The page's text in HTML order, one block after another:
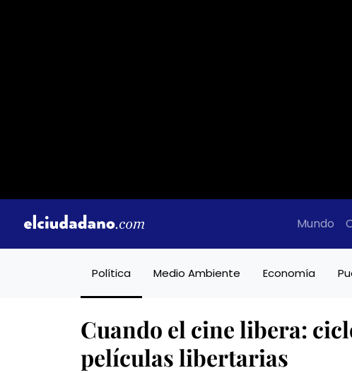
Mundo
Política Medio Ambiente Economía
Cuando el cine libera:
películas libertarias